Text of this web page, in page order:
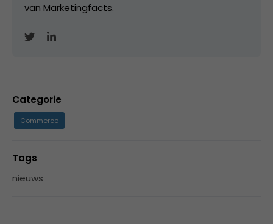
van Marketingfacts.
Categorie
Commerce
Tags
nieuws